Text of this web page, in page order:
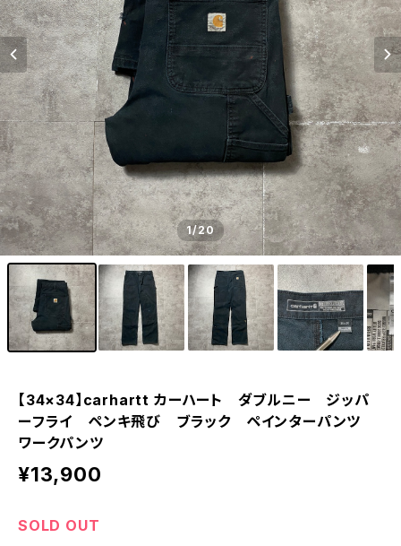
1/20
【34×34】carhartt カーハート ダブルニー ジッパ
ーフライ ペンキ飛び ブラック ペインターパンツ
ワークパンツ
¥13,900
SOLD OUT